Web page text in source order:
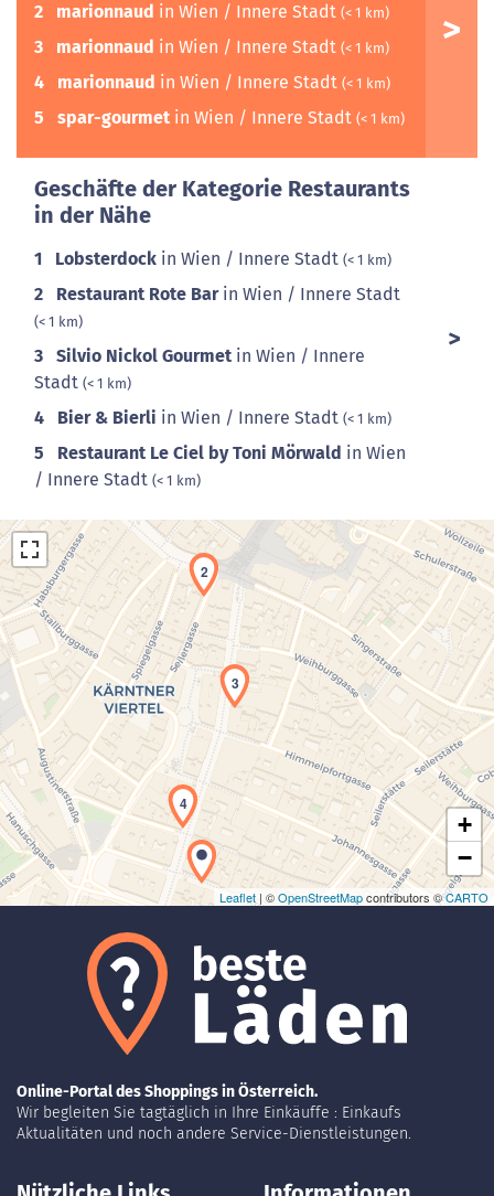
2 marionnaud in Wien / Innere Stadt (< 1 km)
3 marionnaud in Wien / Innere Stadt (< 1 km)
4 marionnaud in Wien / Innere Stadt (< 1 km)
5 spar-gourmet in Wien / Innere Stadt (< 1 km)
Geschäfte der Kategorie Restaurants
in der Nähe
1 Lobsterdock in Wien / Innere Stadt (< 1 km)
2 Restaurant Rote Barin Wien / Innere Stadt
(< 1 km)
3 Silvio Nickol Gourmet in Wien / Innere
Stadt (< 1 km)
4 Bier & Bierli in Wien / Innere Stadt (< 1 km)
5 Restaurant Le Ciel by Toni Mörwald in Wien
/ Innere Stadt (< 1 km)
Laden der Karte...
1
2
3
4
5
+
−
Leaflet | ©OpenStreetMapcontributors ©CARTO
Online-Portal des Shoppings in Österreich.
Wir begleiten Sie tagtäglich in Ihre Einkäuffe : Einkaufs
Aktualitäten und noch andere Service-Dienstleistungen.